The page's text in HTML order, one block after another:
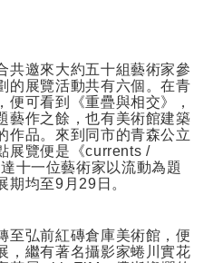
共邀來大約五十組藝術家參
的展覽活動共有六個。在青
便可看到《重疊與相交》，
藝作之餘，也有美術館建築
作品。來到同市的青森公立
展覽便是《currents /
十一位藝術家以流動為題
期均至9 月 29 日。
至弘前紅磚倉庫美術館，便
，繼有著名攝影家蜷川實花